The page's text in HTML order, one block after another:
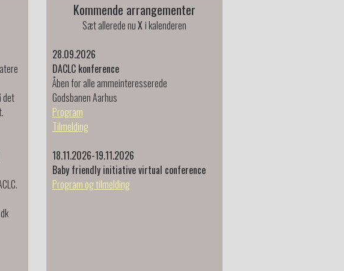
det
Kommende arrangementer
Sæt allerede nuXi kalenderen
28.09.2026
DACLC konference
Åben for alle ammeinteresserede
Godsbanen Aarhus
Program
Tilmelding
18.11.2026-19.11.2026
Baby friendly initiative virtual conference
Program og tilmelding